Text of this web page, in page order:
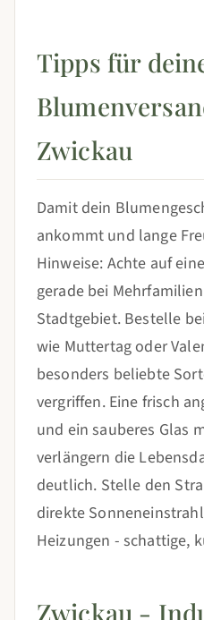
Tipps für
Zwickau
Damit dein
ankommt und lange
Hinweise: Achte auf
gerade bei
Stadtgebiet. Bestelle
wie Muttertag oder
besonders beliebte
vergriffen. Eine frisch
und ein sauberes Glas
verlängern die
deutlich. Stelle den
direkte
Heizungen - schattige,
Zwickau -